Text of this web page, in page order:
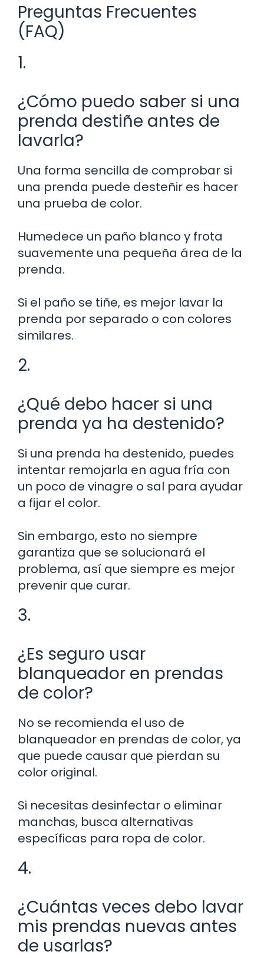
Preguntas Frecuentes
(FAQ)
1.
¿Cómo puedo saber si una
prenda destiñe antes de
lavarla?
Una forma sencilla de comprobar si
una prenda puede desteñir es hacer
una prueba de color.
Humedece un paño blanco y frota
suavemente una pequeña área de la
prenda.
Si el paño se tiñe, es mejor lavar la
prenda por separado o con colores
similares.
2.
¿Qué debo hacer si una
prenda ya ha destenido?
Si una prenda ha destenido, puedes
intentar remojarla en agua fría con
un poco de vinagre o sal para ayudar
a fijar el color.
Sin embargo, esto no siempre
garantiza que se solucionará el
problema, así que siempre es mejor
prevenir que curar.
3.
¿Es seguro usar
blanqueador en prendas
de color?
No se recomienda el uso de
blanqueador en prendas de color, ya
que puede causar que pierdan su
color original.
Si necesitas desinfectar o eliminar
manchas, busca alternativas
específicas para ropa de color.
4.
¿Cuántas veces debo lavar
mis prendas nuevas antes
de usarlas?